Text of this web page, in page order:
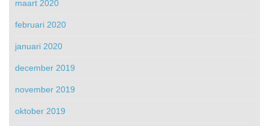
maart 2020
februari 2020
januari 2020
december 2019
november 2019
oktober 2019